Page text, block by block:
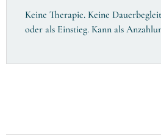
Keine Therapie. Keine
oder als Einstieg. Kann als